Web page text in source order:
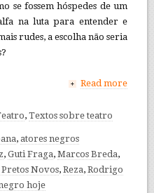
se fossem hóspedes de um
na luta para entender e
rudes, a escolha não seria
+ Read more
, Textos sobre teatro
, atores negros
, Guti Fraga, Marcos Breda,
Novos, Reza, Rodrigo
hoje